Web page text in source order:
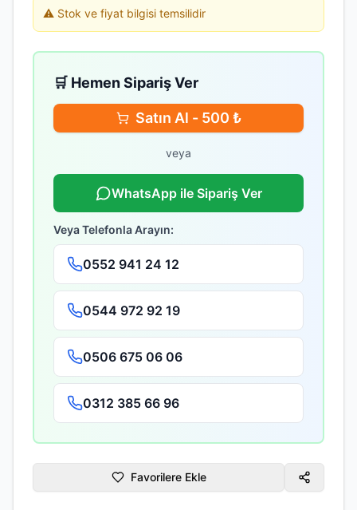
⚠️ Stok ve fiyat bilgisi temsilidir
🛒 Hemen Sipariş Ver
Satın Al - 500 ₺
veya
WhatsApp ile Sipariş Ver
Veya Telefonla Arayın:
0552 941 24 12
0544 972 92 19
0506 675 06 06
0312 385 66 96
Favorilere Ekle